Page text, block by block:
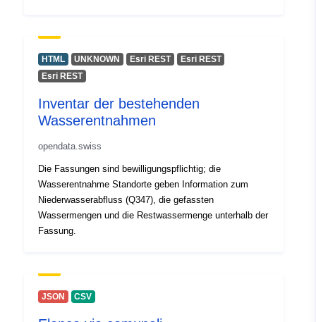
HTML UNKNOWN Esri REST
Esri REST
Esri REST
Inventar der bestehenden
Wasserentnahmen
opendata.swiss
Die Fassungen sind bewilligungspflichtig; die
Wasserentnahme Standorte geben Information zum
Niederwasserabfluss (Q347), die gefassten
Wassermengen und die Restwassermenge unterhalb der
Fassung.
JSON CSV